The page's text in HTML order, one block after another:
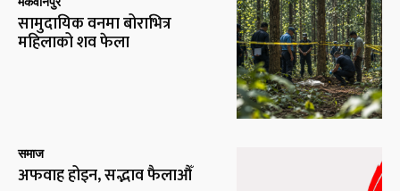
सामुदायिक वनमा बोराभित्र
महिलाको शव फेला
समाज
अफवाह होइन, सद्भाव फैलाऔँ